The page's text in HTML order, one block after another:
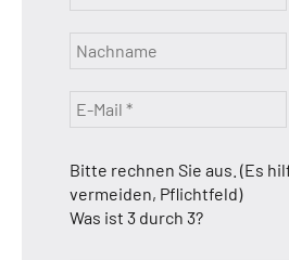
Bitte rechnen Sie aus. (Es
vermeiden, Pflichtfeld)
Was ist 3 durch 3?